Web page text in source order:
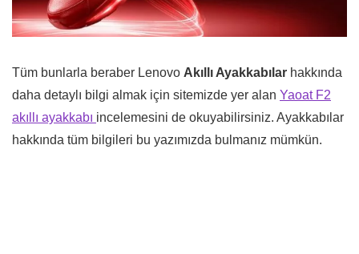
Tüm bunlarla beraber Lenovo Akıllı Ayakkabılar hakkında
daha detaylı bilgi almak için sitemizde yer alan Yaoat F2
akıllı ayakkabı incelemesini de okuyabilirsiniz. Ayakkabılar
hakkında tüm bilgileri bu yazımızda bulmanız mümkün.